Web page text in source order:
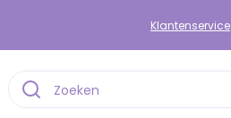
Klantenservice